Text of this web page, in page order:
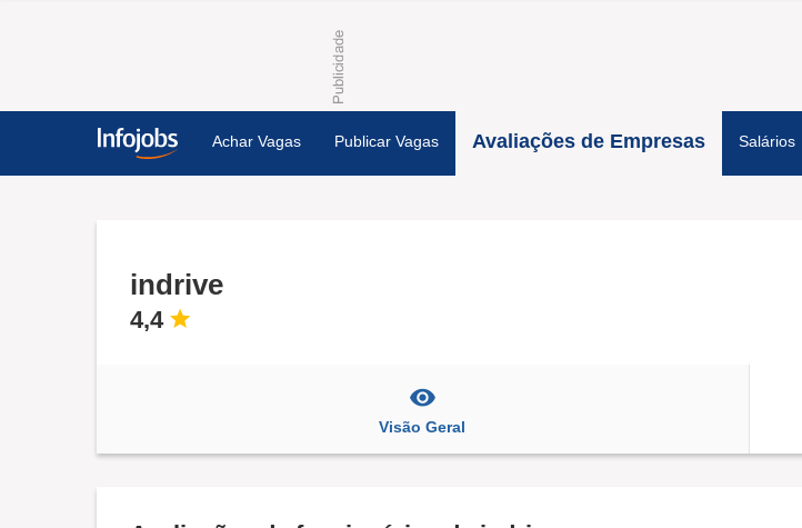
Achar Vagas Publicar Vagas Avaliações de Empresas Salários
indrive
4,4
Visão Geral